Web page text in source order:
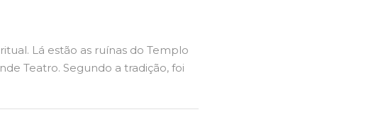
Lá estão as ruínas do Templo
Teatro. Segundo a tradição, foi